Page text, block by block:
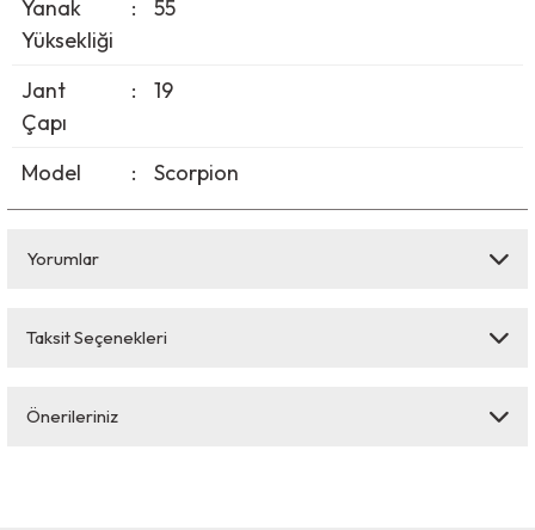
Yanak
Yüksekliği
: 55
Jant
Çapı
: 19
Model : Scorpion
Yorumlar
Bu ürüne ilk yorumu siz yapın!
Taksit Seçenekleri
Önerileriniz